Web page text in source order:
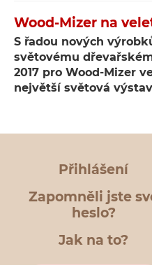
Wood-Mizer na
S řadou nových
světovému
2017 pro Wood-Mizer
největší světová
Přihlášení
Zapomněli jste
heslo?
Jak na to?